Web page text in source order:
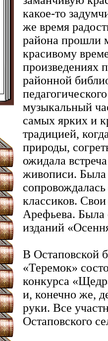
какое-то
же время
района прошли
красивому
произведениях
районной
музыкальный
самых ярких и
традицией,
природы,
ожидала
живописи. Была
классиков.
Арефьева. Была
изданий
В Остаповской
«Теремок»
конкурса
и, конечно же,
руки. Все
Остаповского